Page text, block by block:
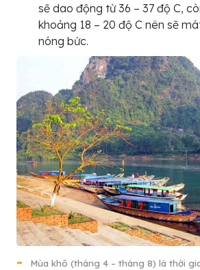
sẽ dao động từ 36 – 37 độ C,
khoảng 18 – 20 độ C nên sẽ
nóng bức.
Mùa khô (tháng 4 – tháng 8) là thời